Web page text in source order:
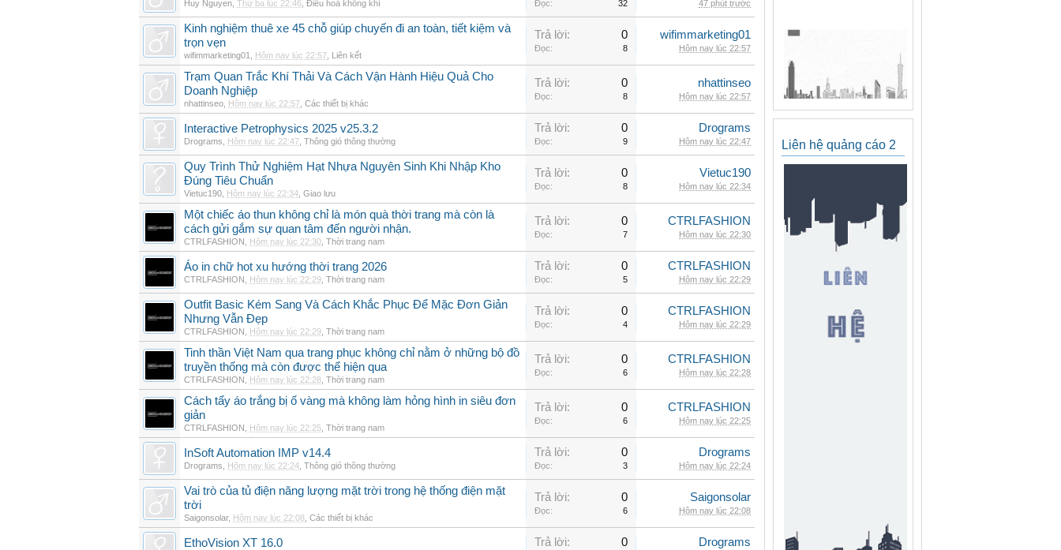
Huy Nguyen Thứ ba lúc 22:46 Điều hoà không khí Đọc: 32 47 phút trước
Kinh nghiệm thuê xe 45 chỗ giúp chuyến đi an toàn, tiết kiệm và
trọn vẹn
wifimmarketing01 Hôm nay lúc 22:57 Liên kết
Trả lời: 0
Đọc: 8
wifimmarketing01
Hôm nay lúc 22:57
Trạm Quan Trắc Khí Thải Và Cách Vận Hành Hiệu Quả Cho
Doanh Nghiệp
nhattinseo Hôm nay lúc 22:57 Các thiết bị khác
Trả lời: 0
Đọc: 8
nhattinseo
Hôm nay lúc 22:57
Interactive Petrophysics 2025 v25.3.2
Drograms Hôm nay lúc 22:47 Thông gió thông thường
Trả lời: 0
Đọc: 9
Drograms
Hôm nay lúc 22:47
Quy Trình Thử Nghiệm Hạt Nhựa Nguyên Sinh Khi Nhập Kho
Đúng Tiêu Chuẩn
Vietuc190 Hôm nay lúc 22:34 Giao lưu
Trả lời: 0
Đọc: 8
Vietuc190
Hôm nay lúc 22:34
Một chiếc áo thun không chỉ là món quà thời trang mà còn là
cách gửi gắm sự quan tâm đến người nhận.
CTRLFASHION Hôm nay lúc 22:30 Thời trang nam
Trả lời: 0
Đọc: 7
CTRLFASHION
Hôm nay lúc 22:30
Áo in chữ hot xu hướng thời trang 2026
CTRLFASHION Hôm nay lúc 22:29 Thời trang nam
Trả lời: 0
Đọc: 5
CTRLFASHION
Hôm nay lúc 22:29
Outfit Basic Kém Sang Và Cách Khắc Phục Để Mặc Đơn Giản
Nhưng Vẫn Đẹp
CTRLFASHION Hôm nay lúc 22:29 Thời trang nam
Trả lời: 0
Đọc: 4
CTRLFASHION
Hôm nay lúc 22:29
Tinh thần Việt Nam qua trang phục không chỉ nằm ở những bộ đồ
truyền thống mà còn được thể hiện qua
CTRLFASHION Hôm nay lúc 22:28 Thời trang nam
Trả lời: 0
Đọc: 6
CTRLFASHION
Hôm nay lúc 22:28
Cách tẩy áo trắng bị ố vàng mà không làm hỏng hình in siêu đơn
giản
CTRLFASHION Hôm nay lúc 22:25 Thời trang nam
Trả lời: 0
Đọc: 6
CTRLFASHION
Hôm nay lúc 22:25
InSoft Automation IMP v14.4
Drograms Hôm nay lúc 22:24 Thông gió thông thường
Trả lời: 0
Đọc: 3
Drograms
Hôm nay lúc 22:24
Vai trò của tủ điện năng lượng mặt trời trong hệ thống điện mặt
trời
Saigonsolar, Hôm nay lúc 22:08 Các thiết bị khác
Trả lời: 0
Đọc: 6
Saigonsolar
Hôm nay lúc 22:08
EthoVision XT 16.0 Trả lời: 0 Drograms
Liên hệ quảng cáo 2